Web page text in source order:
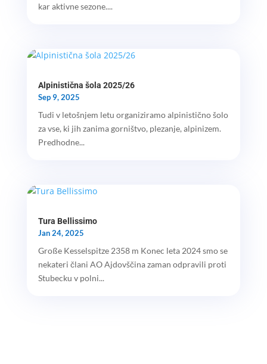
kar aktivne sezone....
Alpinistična šola 2025/26
Sep 9, 2025
Tudi v letošnjem letu organiziramo alpinistično šolo
za vse, ki jih zanima gorništvo, plezanje, alpinizem.
Predhodne...
Tura Bellissimo
Jan 24, 2025
Große Kesselspitze 2358 m Konec leta 2024 smo se
nekateri člani AO Ajdovščina zaman odpravili proti
Stubecku v polni...